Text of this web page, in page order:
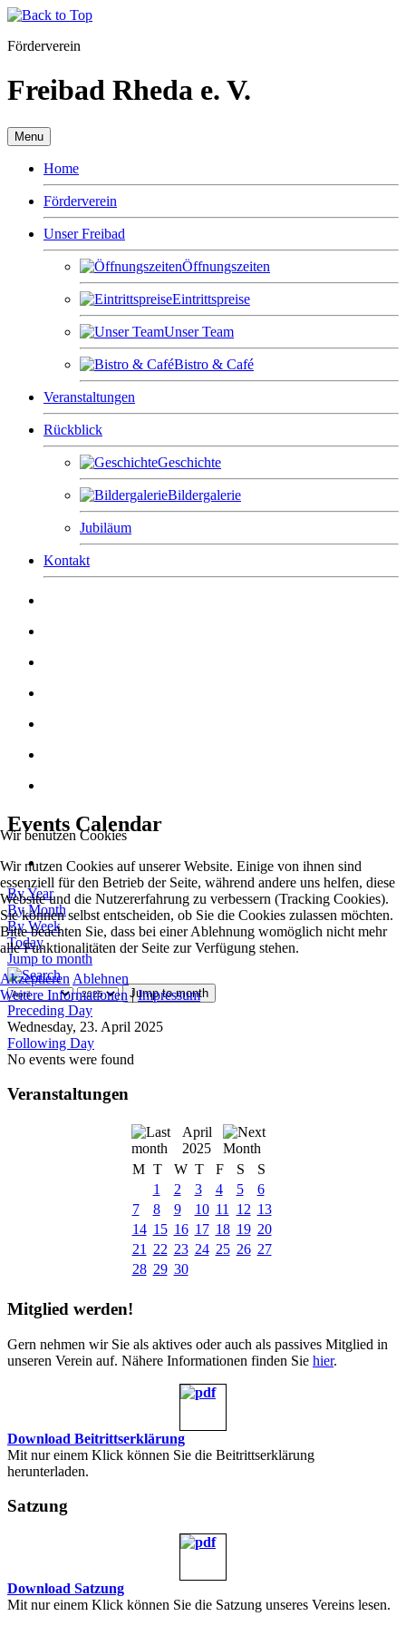
Förderverein
Freibad Rheda e. V.
Menu
Home
Förderverein
Unser Freibad
Öffnungszeiten
Eintrittspreise
Unser Team
Bistro & Café
Veranstaltungen
Rückblick
Geschichte
Bildergalerie
Jubiläum
Kontakt
Events Calendar
By Year
By Month
By Week
Today
Jump to month
Jump to month
Preceding Day
Wednesday, 23. April 2025
Following Day
No events were found
Veranstaltungen
April
2025
M T W T F S
S
1
2 3 4 5
6
7
8 9 10 11 12 13
14 15 16 17 18 19 20
21
22 23 24 25 26 27
28 29 30
Mitglied werden!
Gern nehmen wir Sie als aktives oder auch als passives Mitglied in
unseren Verein auf. Nähere Informationen finden Sie hier.
Download Beitrittserklärung
Mit nur einem Klick können Sie die Beitrittserklärung
herunterladen.
Satzung
Download Satzung
Mit nur einem Klick können Sie die Satzung unseres Vereins lesen.
Wir benutzen Cookies
Wir nutzen Cookies auf unserer Website. Einige von ihnen sind
essenziell für den Betrieb der Seite, während andere uns helfen, diese
Website und die Nutzererfahrung zu verbessern (Tracking Cookies).
Sie können selbst entscheiden, ob Sie die Cookies zulassen möchten.
Bitte beachten Sie, dass bei einer Ablehnung womöglich nicht mehr
alle Funktionalitäten der Seite zur Verfügung stehen.
Akzeptieren Ablehnen
Weitere Informationen|Impressum